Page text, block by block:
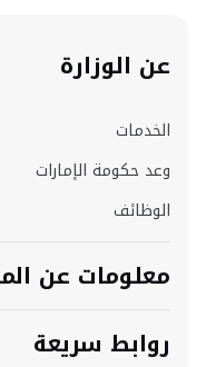
عن الوزارة
الخدمات
وعد حكومة الإمارات
الوظائف
معلومات عن
روابط سريعة